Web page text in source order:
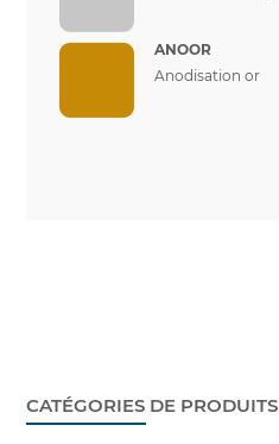
ANOOR
Anodisation or
CATÉGORIES DE PRODUITS